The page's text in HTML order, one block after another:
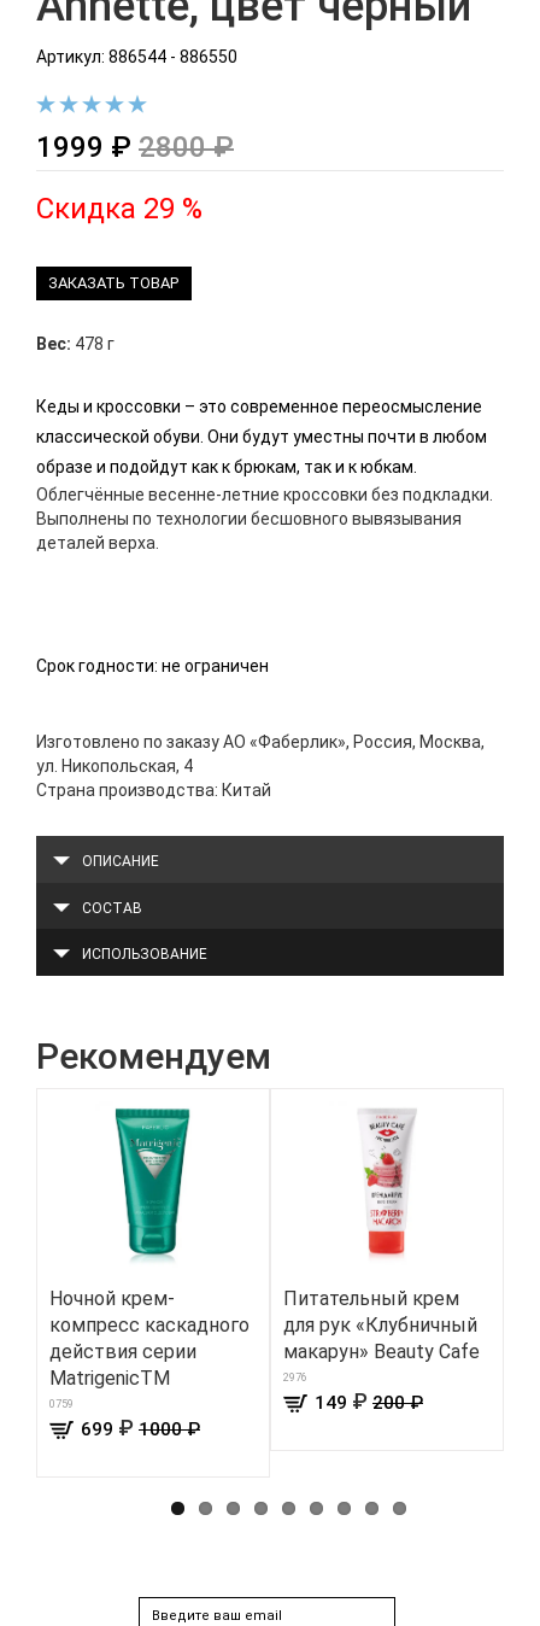
Артикул: 886544 - 886550
1999 ₽ 2800 ₽
Скидка 29 %
ЗАКАЗАТЬ ТОВАР
Вес: 478 г
Кеды и кроссовки – это современное переосмысление
классической обуви. Они будут уместны почти в любом
образе и подойдут как к брюкам, так и к юбкам.
Облегчённые весенне-летние кроссовки без подкладки.
Выполнены по технологии бесшовного вывязывания
деталей верха.
Срок годности: не ограничен
Изготовлено по заказу АО «Фаберлик», Россия, Москва,
ул. Никопольская, 4
Страна производства: Китай
ОПИСАНИЕ
СОСТАВ
ИСПОЛЬЗОВАНИЕ
Рекомендуем
Ночной крем-
компресс каскадного
действия серии
MatrigenicTM
0759
699 ₽ 1000 ₽
Питательный крем
для рук «Клубничный
макарун» Beauty Cafe
2976
149 ₽ 200 ₽